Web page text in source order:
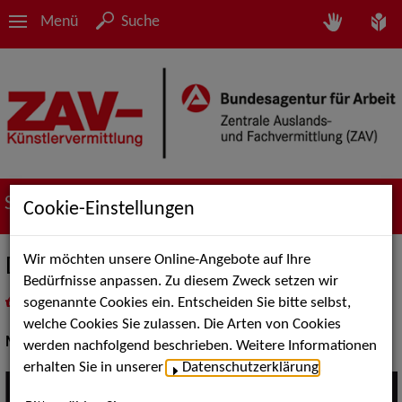
Menü Suche
Suche nach Künstler*innen
Diskothek a la carte (Jörg Kuszynski)
als PDF speichern
inMeine Merklistelegen
Musik:DJs
Cookie-Einstellungen
Wir möchten unsere Online-Angebote auf Ihre
Bedürfnisse anpassen. Zu diesem Zweck setzen wir
sogenannte Cookies ein. Entscheiden Sie bitte selbst,
welche Cookies Sie zulassen. Die Arten von Cookies
werden nachfolgend beschrieben. Weitere Informationen
erhalten Sie in unserer
Datenschutzerklärung